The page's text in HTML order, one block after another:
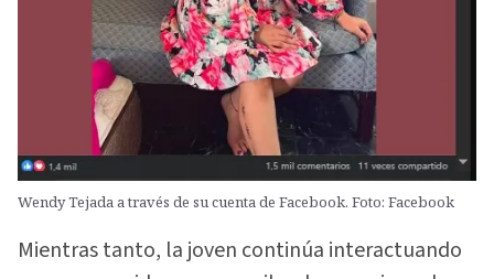
Wendy Tejada a través de su cuenta de Facebook. Foto: Facebook
Mientras tanto, la joven continúa interactuando